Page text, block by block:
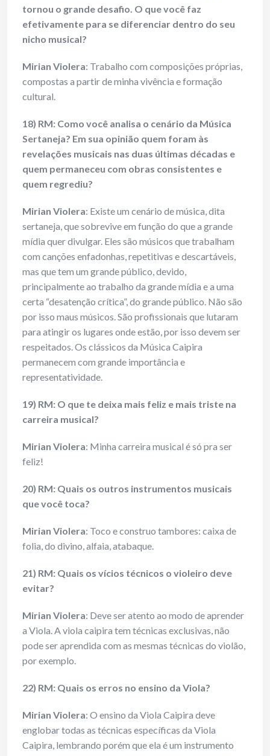
tornou o grande desafio. O que você faz
efetivamente para se diferenciar dentro do seu
nicho musical?
Mirian Violera: Trabalho com composições próprias,
compostas a partir de minha vivência e formação
cultural.
18) RM: Como você analisa o cenário da Música
Sertaneja? Em sua opinião quem foram às
revelações musicais nas duas últimas décadas e
quem permaneceu com obras consistentes e
quem regrediu?
Mirian Violera: Existe um cenário de música, dita
sertaneja, que sobrevive em função do que a grande
mídia quer divulgar. Eles são músicos que trabalham
com canções enfadonhas, repetitivas e descartáveis,
mas que tem um grande público, devido,
principalmente ao trabalho da grande mídia e a uma
certa “desatenção crítica”, do grande público. Não são
por isso maus músicos. São profissionais que lutaram
para atingir os lugares onde estão, por isso devem ser
respeitados. Os clássicos da Música Caipira
permanecem com grande importância e
representatividade.
19) RM: O que te deixa mais feliz e mais triste na
carreira musical?
Mirian Violera: Minha carreira musical é só pra ser
feliz!
20) RM: Quais os outros instrumentos musicais
que você toca?
Mirian Violera: Toco e construo tambores: caixa de
folia, do divino, alfaia, atabaque.
21) RM: Quais os vícios técnicos o violeiro deve
evitar?
Mirian Violera: Deve ser atento ao modo de aprender
a Viola. A viola caipira tem técnicas exclusivas, não
pode ser aprendida com as mesmas técnicas do violão,
por exemplo.
22) RM: Quais os erros no ensino da Viola?
Mirian Violera: O ensino da Viola Caipira deve
englobar todas as técnicas específicas da Viola
Caipira, lembrando porém que ela é um instrumento